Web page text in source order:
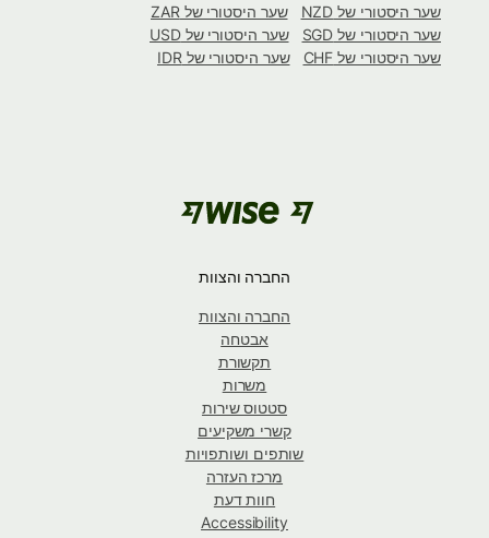
שער היסטורי של NZD
שער היסטורי של ZAR
שער היסטורי של SGD
שער היסטורי של USD
שער היסטורי של CHF
שער היסטורי של IDR
החברה והצוות
החברה והצוות
אבטחה
תקשורת
משרות
סטטוס שירות
קשרי משקיעים
שותפים ושותפויות
מרכז העזרה
חוות דעת
Accessibility